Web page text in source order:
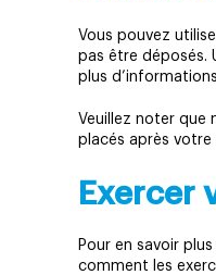
Vous pouvez
pas être déposés.
plus
Veuillez noter que
placés après
Exercer
Pour en savoir
comment les